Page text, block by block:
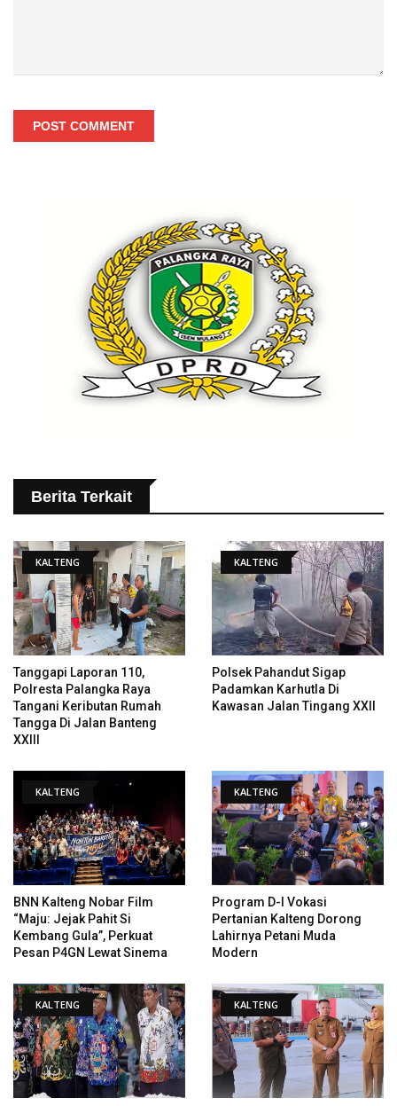
POST COMMENT
Berita Terkait
KALTENG
Tanggapi Laporan 110,
Polresta Palangka Raya
Tangani Keributan Rumah
Tangga Di Jalan Banteng
XXIII
KALTENG
Polsek Pahandut Sigap
Padamkan Karhutla Di
Kawasan Jalan Tingang XXII
KALTENG
BNN Kalteng Nobar Film
“Maju: Jejak Pahit Si
Kembang Gula”, Perkuat
Pesan P4GN Lewat Sinema
KALTENG
Program D-I Vokasi
Pertanian Kalteng Dorong
Lahirnya Petani Muda
Modern
KALTENG KALTENG